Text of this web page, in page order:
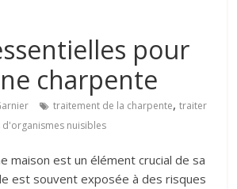
pour
charpente
traitement de la charpente,traiter
d'organismes nuisibles
maison est un élément crucial de sa
est souvent exposée à des risques